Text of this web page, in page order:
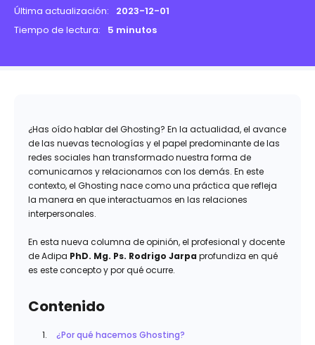
Última actualización:
2023-12-01
Tiempo de lectura:
5 minutos
¿Has oído hablar del Ghosting? En la actualidad, el avance
de las nuevas tecnologías y el papel predominante de las
redes sociales han transformado nuestra forma de
comunicarnos y relacionarnos con los demás. En este
contexto, el Ghosting nace como una práctica que refleja
la manera en que interactuamos en las relaciones
interpersonales.
En esta nueva columna de opinión, el profesional y docente
de Adipa PhD. Mg. Ps. Rodrigo Jarpa profundiza en qué
es este concepto y por qué ocurre.
Contenido
¿Por qué hacemos Ghosting?